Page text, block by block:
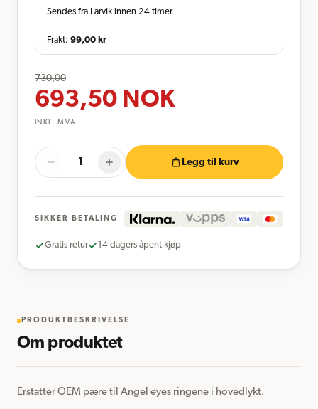
Sendes fra Larvik innen 24 timer
Frakt: 99,00 kr
730,00
693,50 NOK
INKL. MVA
Legg til kurv
SIKKER BETALING
Gratis retur 14 dagers åpent kjøp
PRODUKTBESKRIVELSE
Om produktet
Erstatter OEM pære til Angel eyes ringene i hovedlykt.